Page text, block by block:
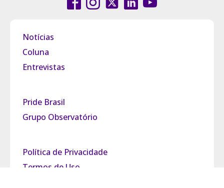
Notícias
Coluna
Entrevistas
Pride Brasil
Grupo Observatório
Política de Privacidade
Termos de Uso